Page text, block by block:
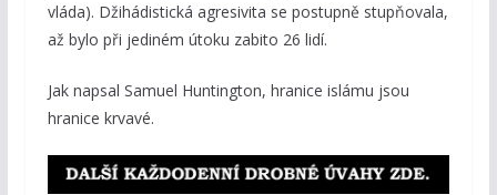
vláda). Džihádistická agresivita se postupně stupňovala,
až bylo při jediném útoku zabito 26 lidí.
Jak napsal Samuel Huntington, hranice islámu jsou
hranice krvavé.